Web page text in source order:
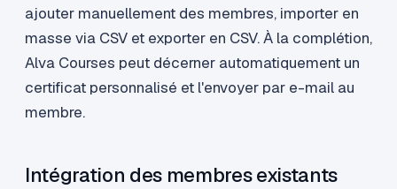
ajouter manuellement des membres, importer en
masse via CSV et exporter en CSV. À la complétion,
Alva Courses peut décerner automatiquement un
certificat personnalisé et l'envoyer par e-mail au
membre.
Intégration des membres existants